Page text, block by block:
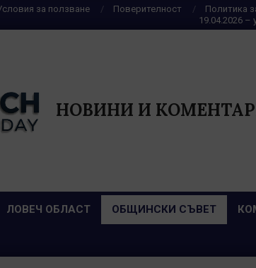
за ползване Поверителност Политика
19.04.2026 –
НОВИНИ И
ЛОВЕЧ ОБЛАСТ ОБЩИНСКИ СЪВЕТ